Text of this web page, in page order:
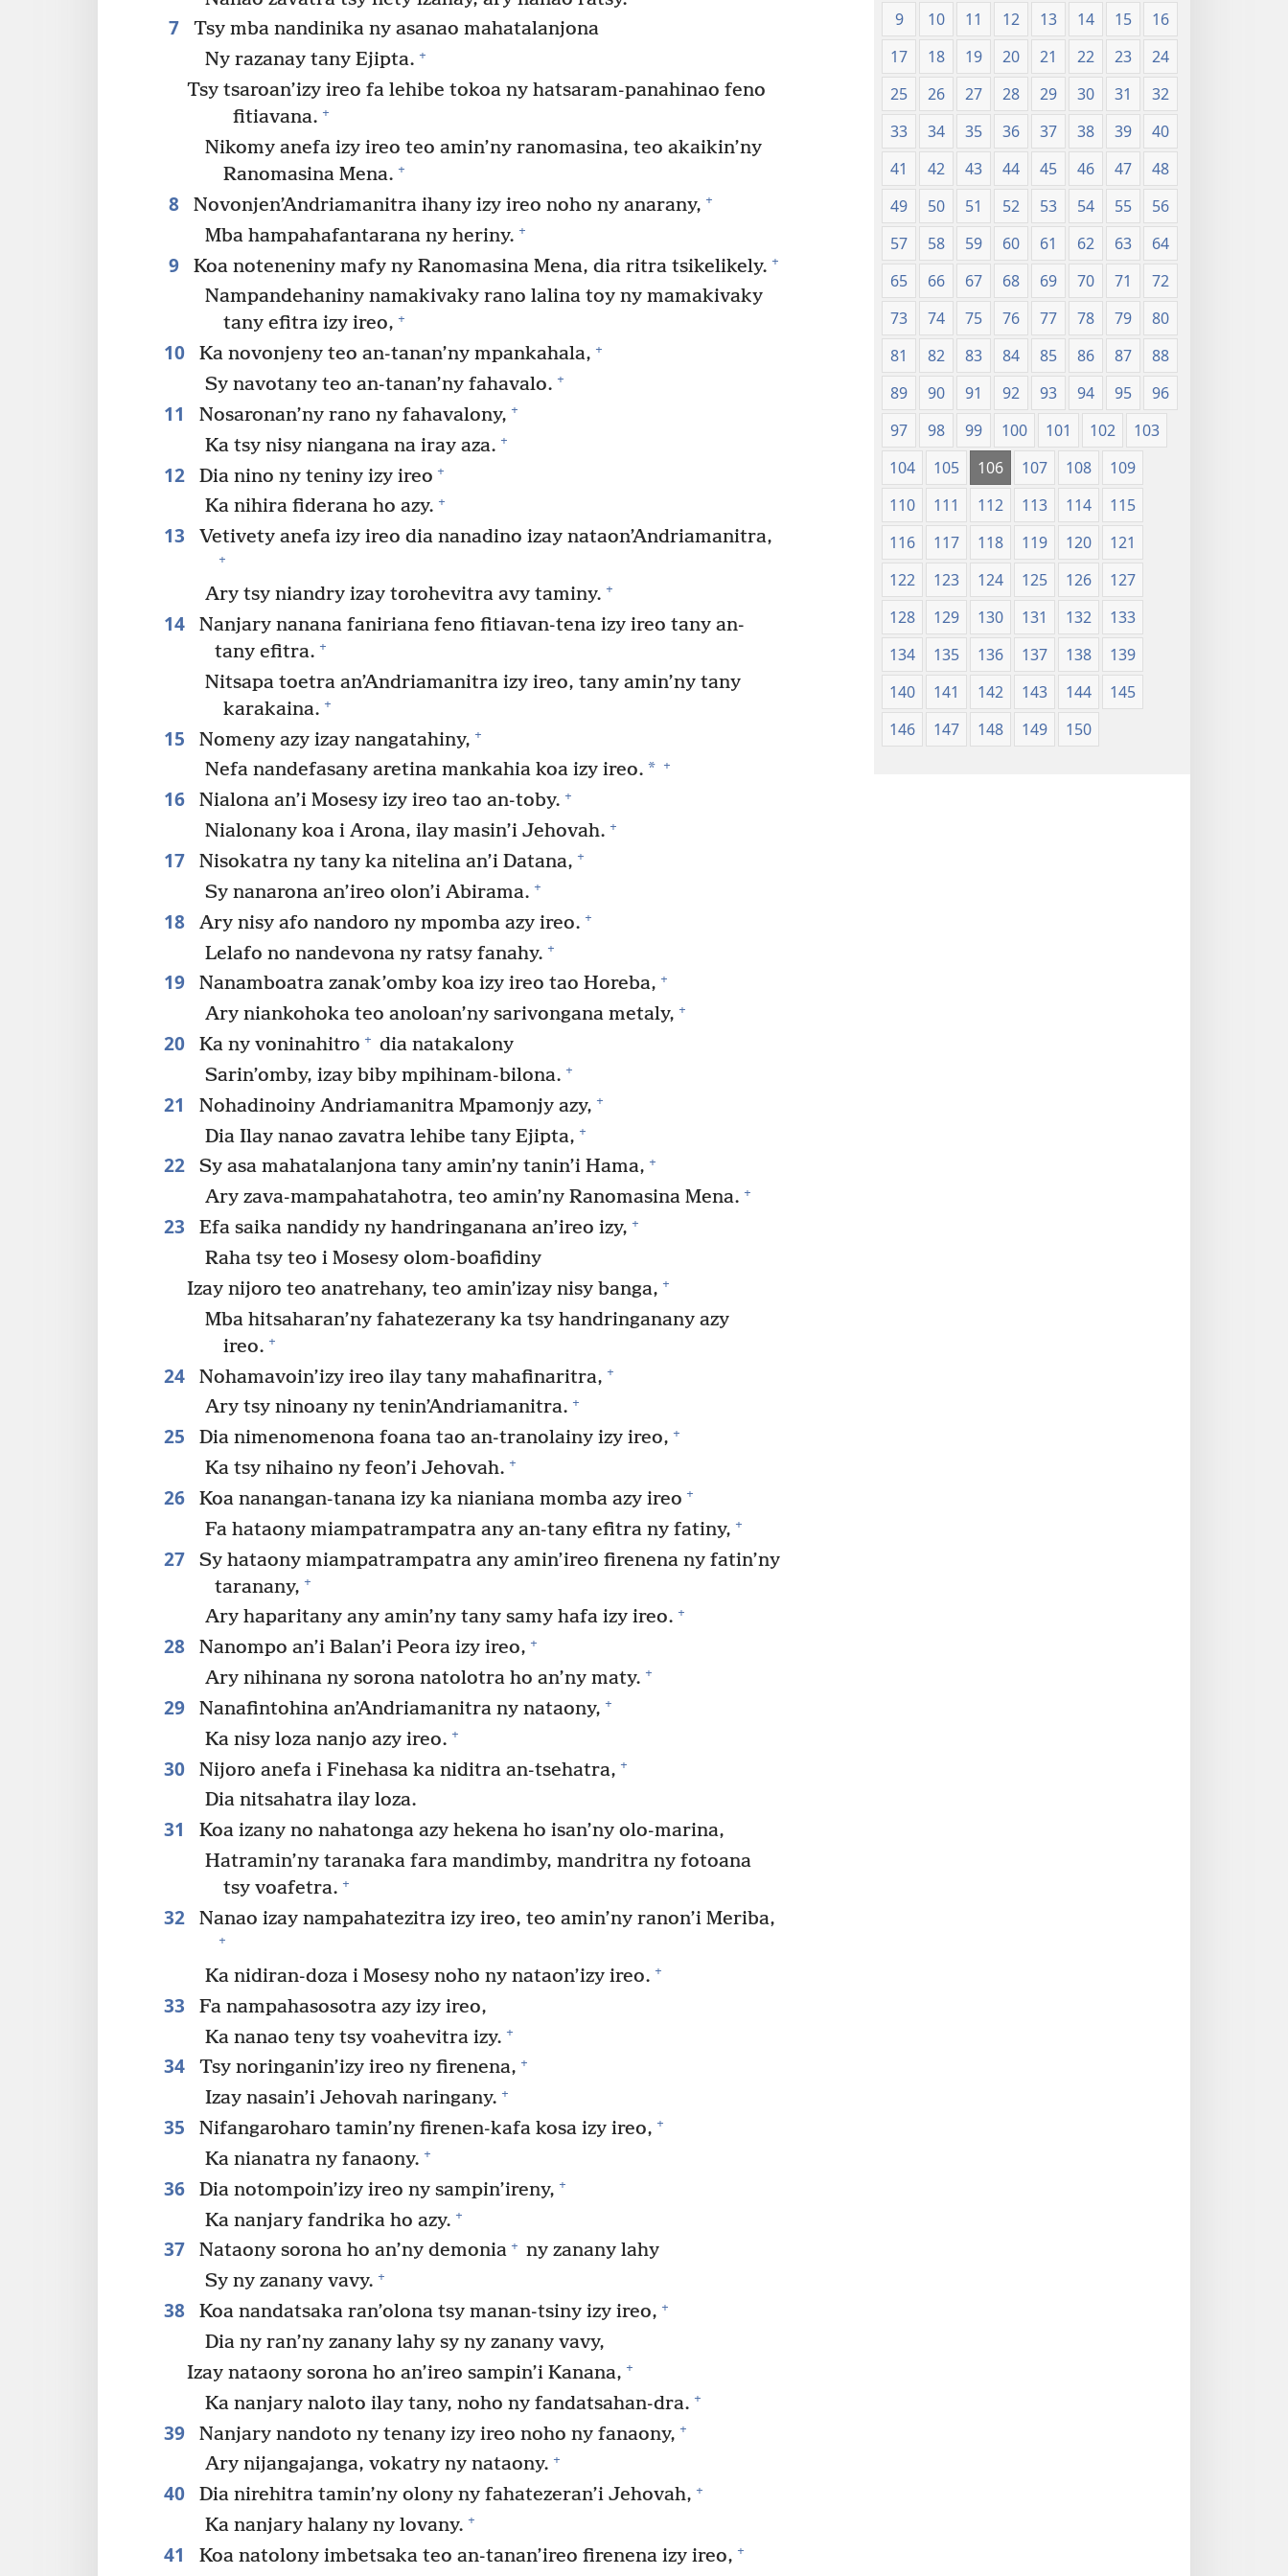
7
Tsy mba nandinika ny asanao mahatalanjona
Ny razanay tany Ejipta. +
Tsy tsaroan’izy ireo fa lehibe tokoa ny hatsaram-panahinao feno
fitiavana. +
Nikomy anefa izy ireo teo amin’ny ranomasina, teo akaikin’ny
Ranomasina Mena. +
8 Novonjen’Andriamanitra ihany izy ireo noho ny anarany, +
Mba hampahafantarana ny heriny. +
9 Koa noteneniny mafy ny Ranomasina Mena, dia ritra tsikelikely. +
Nampandehaniny namakivaky rano lalina toy ny mamakivaky
tany efitra izy ireo, +
10 Ka novonjeny teo an-tanan’ny mpankahala, +
Sy navotany teo an-tanan’ny fahavalo. +
11 Nosaronan’ny rano ny fahavalony, +
Ka tsy nisy niangana na iray aza. +
12 Dia nino ny teniny izy ireo +
Ka nihira fiderana ho azy. +
13 Vetivety anefa izy ireo dia nanadino izay nataon’Andriamanitra,
+
Ary tsy niandry izay torohevitra avy taminy. +
14
Nanjary nanana faniriana feno fitiavan-tena izy ireo tany an-
tany efitra. +
Nitsapa toetra an’Andriamanitra izy ireo, tany amin’ny tany
karakaina. +
15 Nomeny azy izay nangatahiny, +
Nefa nandefasany aretina mankahia koa izy ireo. * +
16 Nialona an’i Mosesy izy ireo tao an-toby. +
Nialonany koa i Arona, ilay masin’i Jehovah. +
17 Nisokatra ny tany ka nitelina an’i Datana, +
Sy nanarona an’ireo olon’i Abirama. +
18 Ary nisy afo nandoro ny mpomba azy ireo. +
Lelafo no nandevona ny ratsy fanahy. +
19 Nanamboatra zanak’omby koa izy ireo tao Horeba, +
Ary niankohoka teo anoloan’ny sarivongana metaly, +
20 Ka ny voninahitro + dia natakalony
Sarin’omby, izay biby mpihinam-bilona. +
21 Nohadinoiny Andriamanitra Mpamonjy azy, +
Dia Ilay nanao zavatra lehibe tany Ejipta, +
22 Sy asa mahatalanjona tany amin’ny tanin’i Hama, +
Ary zava-mampahatahotra, teo amin’ny Ranomasina Mena. +
23 Efa saika nandidy ny handringanana an’ireo izy, +
Raha tsy teo i Mosesy olom-boafidiny
Izay nijoro teo anatrehany, teo amin’izay nisy banga, +
Mba hitsaharan’ny fahatezerany ka tsy handringanany azy
ireo. +
24 Nohamavoin’izy ireo ilay tany mahafinaritra, +
Ary tsy ninoany ny tenin’Andriamanitra. +
25 Dia nimenomenona foana tao an-tranolainy izy ireo, +
Ka tsy nihaino ny feon’i Jehovah. +
26 Koa nanangan-tanana izy ka nianiana momba azy ireo +
Fa hataony miampatrampatra any an-tany efitra ny fatiny, +
27
Sy hataony miampatrampatra any amin’ireo firenena ny fatin’ny
taranany, +
Ary haparitany any amin’ny tany samy hafa izy ireo. +
28 Nanompo an’i Balan’i Peora izy ireo, +
Ary nihinana ny sorona natolotra ho an’ny maty. +
29 Nanafintohina an’Andriamanitra ny nataony, +
Ka nisy loza nanjo azy ireo. +
30 Nijoro anefa i Finehasa ka niditra an-tsehatra, +
Dia nitsahatra ilay loza.
31
Koa izany no nahatonga azy hekena ho isan’ny olo-marina,
Hatramin’ny taranaka fara mandimby, mandritra ny fotoana
tsy voafetra. +
32 Nanao izay nampahatezitra izy ireo, teo amin’ny ranon’i Meriba,
+
Ka nidiran-doza i Mosesy noho ny nataon’izy ireo. +
33
Fa nampahasosotra azy izy ireo,
Ka nanao teny tsy voahevitra izy. +
34 Tsy noringanin’izy ireo ny firenena, +
Izay nasain’i Jehovah naringany. +
35 Nifangaroharo tamin’ny firenen-kafa kosa izy ireo, +
Ka nianatra ny fanaony. +
36 Dia notompoin’izy ireo ny sampin’ireny, +
Ka nanjary fandrika ho azy. +
37 Nataony sorona ho an’ny demonia + ny zanany lahy
Sy ny zanany vavy. +
38 Koa nandatsaka ran’olona tsy manan-tsiny izy ireo, +
Dia ny ran’ny zanany lahy sy ny zanany vavy,
Izay nataony sorona ho an’ireo sampin’i Kanana, +
Ka nanjary naloto ilay tany, noho ny fandatsahan-dra. +
39 Nanjary nandoto ny tenany izy ireo noho ny fanaony, +
Ary nijangajanga, vokatry ny nataony. +
40 Dia nirehitra tamin’ny olony ny fahatezeran’i Jehovah, +
Ka nanjary halany ny lovany. +
41 Koa natolony imbetsaka teo an-tanan’ireo firenena izy ireo, +
9
10 11 12 13 14 15
16
17
18 19 20 21 22 23
24
25
26 27 28 29 30 31
32
33
34 35 36 37 38 39
40
41
42 43 44 45 46 47
48
49
50 51 52 53 54 55
56
57
58 59 60 61 62 63
64
65
66 67 68 69 70 71
72
73
74 75 76 77 78 79
80
81
82 83 84 85 86 87
88
89
90 91 92 93 94 95
96
97
98 99 100 101 102
103
104
105 106 107 108
109
110
111 112 113 114
115
116
117 118 119 120
121
122
123 124 125 126
127
128
129 130 131 132
133
134
135 136 137 138
139
140
141 142 143 144
145
146
147 148 149 150